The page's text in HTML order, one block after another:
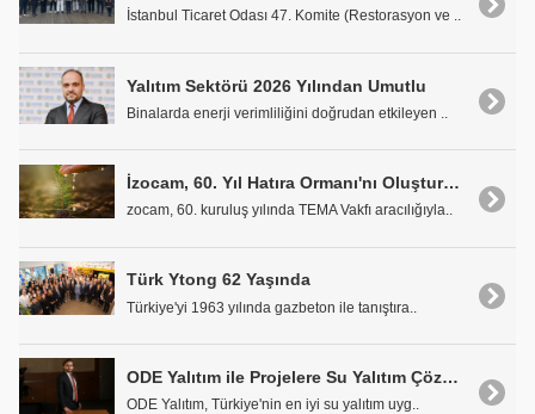
İstanbul Ticaret Odası 47. Komite (Restorasyon ve ..
Yalıtım Sektörü 2026 Yılından Umutlu
Binalarda enerji verimliliğini doğrudan etkileyen ..
İzocam, 60. Yıl Hatıra Ormanı'nı Oluşturuyor
zocam, 60. kuruluş yılında TEMA Vakfı aracılığıyla..
Türk Ytong 62 Yaşında
Türkiye'yi 1963 yılında gazbeton ile tanıştıra..
ODE Yalıtım ile Projelere Su Yalıtım Çözümü Çok Kolay
ODE Yalıtım, Türkiye'nin en iyi su yalıtım uyg..